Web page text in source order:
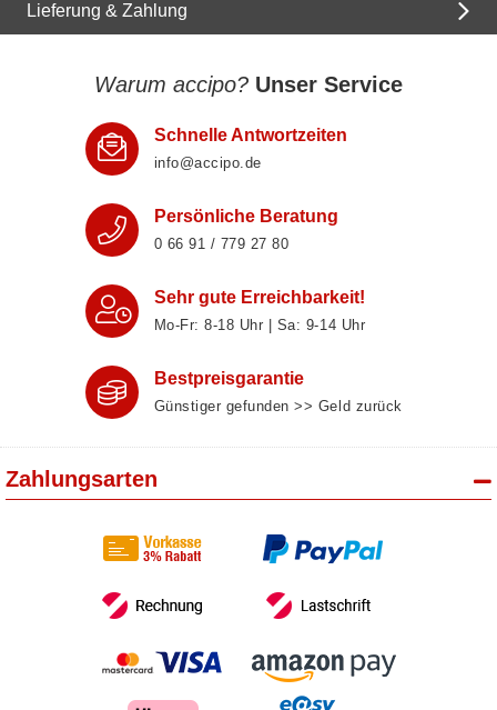
Lieferung & Zahlung
Warum accipo? Unser Service
Schnelle Antwortzeiten
info@accipo.de
Persönliche Beratung
0 66 91 / 779 27 80
Sehr gute Erreichbarkeit!
Mo-Fr: 8‑18 Uhr | Sa: 9‑14 Uhr
Bestpreisgarantie
Günstiger gefunden >> Geld zurück
Zahlungsarten